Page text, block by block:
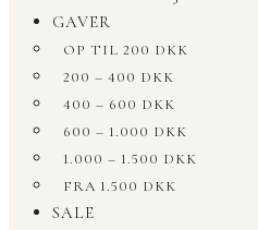
GAVER
OP TIL 200 DKK
200 – 400 DKK
400 – 600 DKK
600 – 1.000 DKK
1.000 – 1.500 DKK
FRA 1.500 DKK
SALE